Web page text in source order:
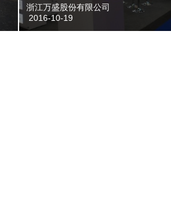
浙江万盛股份有限公司
2016-10-19